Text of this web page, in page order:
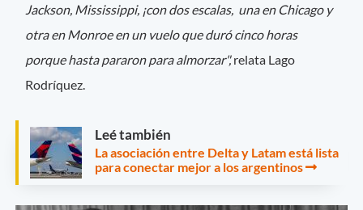
Jackson, Mississippi, ¡con dos escalas, una en Chicago y
otra en Monroe en un vuelo que duró cinco horas
porque hasta pararon para almorzar",relata Lago
Rodríquez.
Leé también
La asociación entre Delta y Latam está lista
para conectar mejor a los argentinos